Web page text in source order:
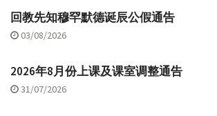
回教先知穆罕默德诞辰公假通告
03/08/2026
2026年8月份上课及课室调整通告
31/07/2026